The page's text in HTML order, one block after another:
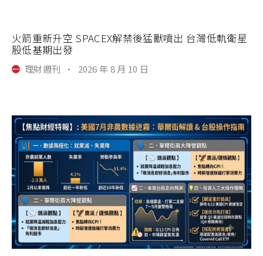
火箭重新升空 SPACEX解禁後猛獸噴出 台灣低軌衛星
股低基期出發
理財週刊 · 2026 年 8 月 10 日